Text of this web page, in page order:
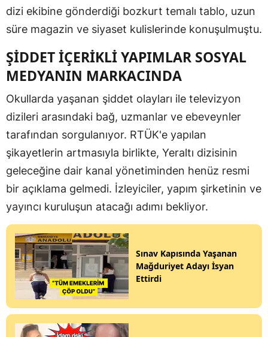
dizi ekibine gönderdiği bozkurt temalı tablo, uzun
süre magazin ve siyaset kulislerinde konuşulmuştu.
ŞİDDET İÇERİKLİ YAPIMLAR SOSYAL
MEDYANIN MARKACINDA
Okullarda yaşanan şiddet olayları ile televizyon
dizileri arasındaki bağ, uzmanlar ve ebeveynler
tarafından sorgulanıyor. RTÜK'e yapılan
şikayetlerin artmasıyla birlikte, Yeraltı dizisinin
geleceğine dair kanal yönetiminden henüz resmi
bir açıklama gelmedi. İzleyiciler, yapım şirketinin ve
yayıncı kuruluşun atacağı adımı bekliyor.
Sınav Kapısında Yaşanan
Mağduriyet Adayı İsyan
Ettirdi